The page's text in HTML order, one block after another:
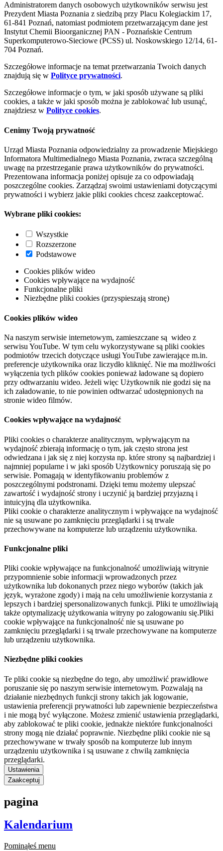
Administratorem danych osobowych użytkowników serwisu jest
Prezydent Miasta Poznania z siedzibą przy Placu Kolegiackim 17,
61-841 Poznań, natomiast podmiotem przetwarzającym dane jest
Instytut Chemii Bioorganicznej PAN - Poznańskie Centrum
Superkomputerowo-Sieciowe (PCSS) ul. Noskowskiego 12/14, 61-
704 Poznań.
Szczegółowe informacje na temat przetwarzania Twoich danych
znajdują się w Polityce prywatności.
Szczegółowe informacje o tym, w jaki sposób używane są pliki
cookies, a także w jaki sposób można je zablokować lub usunąć,
znajdziesz w Polityce cookies.
Cenimy Twoją prywatność
Urząd Miasta Poznania odpowiedzialny za prowadzenie Miejskiego
Informatora Multimedialnego Miasta Poznania, zwraca szczególną
uwagę na przestrzeganie prawa użytkowników do prywatności.
Prezentowana informacja poniżej opisuje za co odpowiadają
poszczególne cookies. Zarządzaj swoimi ustawieniami dotyczącymi
prywatności i wybierz jakie pliki cookies chcesz zaakceptować.
Wybrane pliki cookies:
Wszystkie
Rozszerzone
Podstawowe
Cookies plików wideo
Cookies wpływające na wydajność
Funkcjonalne pliki
Niezbędne pliki cookies (przyspieszają stronę)
Cookies plików wideo
Na naszym serwisie internetowym, zamieszczane są wideo z
serwisu YouTube. W tym celu wykorzystywane są pliki cookies
podmiotów trzecich dotyczące usługi YouTube zawierające m.in.
preferencje użytkownika oraz liczydło kliknięć. Nie ma możliwości
wyłączenia tych plików cookies ponieważ ładowane są dopiero
przy odtwarzaniu wideo. Jeżeli więc Użytkownik nie godzi się na
ich załadowanie, to nie powinien odtwarzać udostępnionych na
stronie wideo filmów.
Cookies wpływające na wydajność
Pliki cookies o charakterze analitycznym, wpływającym na
wydajność zbierają informację o tym, jak często strona jest
odwiedzana i jak się z niej korzysta np. które strony są najbardziej i
najmniej popularne i w jaki sposób Użytkownicy poruszają się po
serwisie. Pomagają w identyfikowaniu problemów z
poszczególnymi podstronami. Dzięki temu możemy ulepszać
zawartość i wydajność strony i uczynić ją bardziej przyjazną i
intuicyjną dla użytkownika.
Pliki cookie o charakterze analitycznym i wpływające na wydajność
nie są usuwane po zamknięciu przeglądarki i są trwale
przechowywane na komputerze lub urządzeniu użytkownika.
Funkcjonalne pliki
Pliki cookie wpływające na funkcjonalność umożliwiają witrynie
przypomnienie sobie informacji wprowadzonych przez
użytkownika lub dokonanych przez niego wyborów (takich jak
język, wyrażone zgody) i mają na celu umożliwienie korzystania z
lepszych i bardziej spersonalizowanych funkcji. Pliki te umożliwiają
także optymalizację użytkowania witryny po zalogowaniu się.Pliki
cookie wpływające na funkcjonalność nie są usuwane po
zamknięciu przeglądarki i są trwale przechowywane na komputerze
lub urządzeniu użytkownika.
Niezbędne pliki cookies
Te pliki cookie są niezbędne do tego, aby umożliwić prawidłowe
poruszanie się po naszym serwisie internetowym. Pozwalają na
działanie niezbędnych funkcji strony takich jak logowanie,
ustawienia preferencji prywatności lub zapewnienie bezpieczeństwa
i nie mogą być wyłączone. Możesz zmienić ustawienia przeglądarki,
aby zablokować te pliki cookie, jednakże niektóre funkcjonalności
strony mogą nie działać poprawnie. Niezbędne pliki cookie nie są
przechowywane w trwały sposób na komputerze lub innym
urządzeniu użytkownika i są usuwane z chwilą zamknięcia
przeglądarki.
Ustawienia
Zaakceptuj
pagina
Kalendarium
Pominąłeś menu